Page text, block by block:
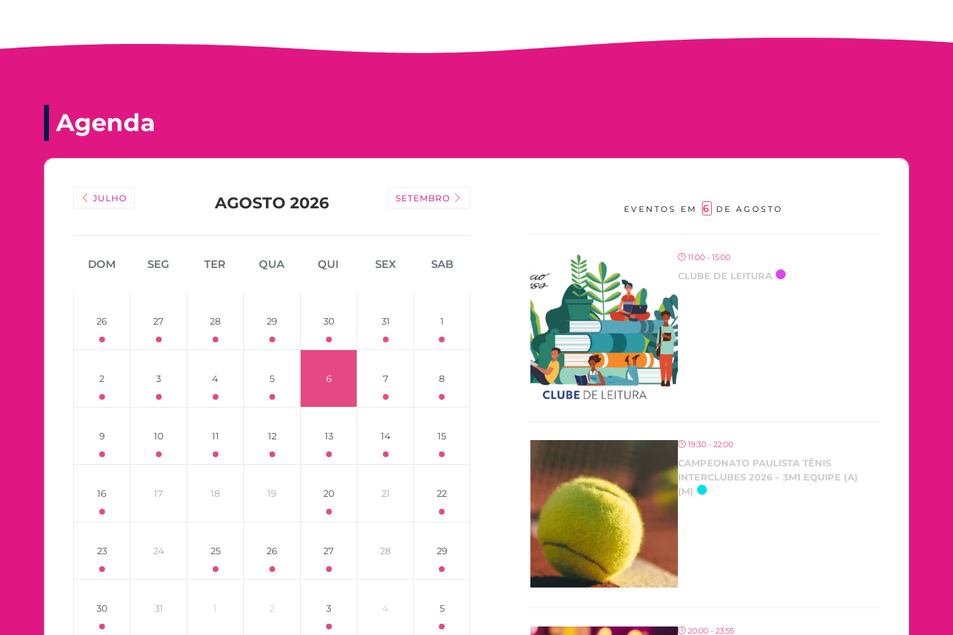
Agenda
JULHO AGOSTO 2026 SETEMBRO
DOM SEG TER QUA QUI SEX SAB
26 27 28 29 30 31 1
2 3 4 5 6 7 8
9 10 11 12 13 14 15
16 17 18 19 20 21 22
23 24 25 26 27 28 29
30 31 1 2 3 4 5
EVENTOS EM 6 DE AGOSTO
11:00 - 15:00
CLUBE DE LEITURA
19:30 - 22:00
CAMPEONATO PAULISTA TÊNIS
INTERCLUBES 2026 – 3M1 EQUIPE (A)
(M)
20:00 - 23:55